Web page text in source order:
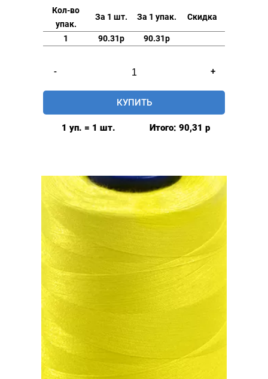
Кол-во
упак.
За 1 шт. За 1 упак. Скидка
1 90.31р 90.31р
-
товара
Нитки
швейные
#029
+
КУПИТЬ
1 уп. = 1 шт. Итого: 90,31 р